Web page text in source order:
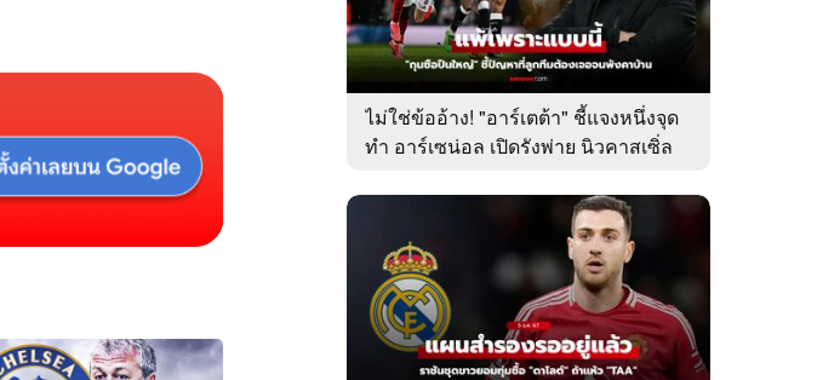
ไม่ใช่ข้ออ้าง! "อาร์เตต้า" ชี้แจงหนึ่งจุด
ทำ อาร์เซน่อล เปิดรังพ่าย นิวคาสเซิ่ล